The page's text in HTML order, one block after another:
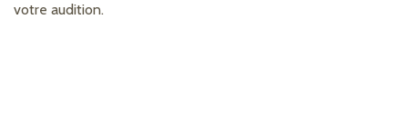
votre audition.